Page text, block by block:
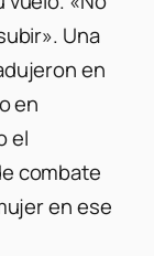
. Una
en
en
el
combate
en ese